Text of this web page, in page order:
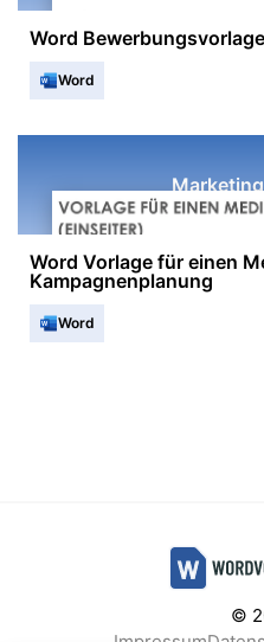
Word
Word
Word Vorlage für einen
Kampagnenplanung
Word
©